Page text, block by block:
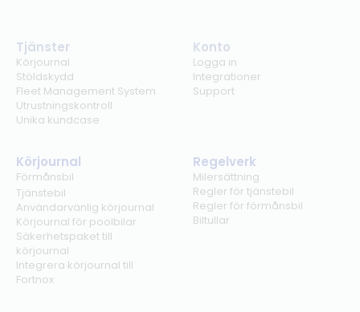
Tjänster
Körjournal
Stöldskydd
Fleet Management System
Utrustningskontroll
Unika kundcase
Konto
Logga in
Integrationer
Support
Körjournal
Förmånsbil
Tjänstebil
Användarvänlig körjournal
Körjournal för poolbilar
Säkerhetspaket till
körjournal
Integrera körjournal till
Fortnox
Regelverk
Milersättning
Regler för tjänstebil
Regler för förmånsbil
Biltullar